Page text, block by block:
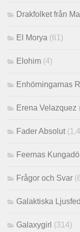
Drakfolket från
El Morya (61)
Elohim (4)
Enhörningarnas
Erena Velazquez
Fader Absolut
Feernas
Frågor och Svar
Galaktiska
Galaxygirl (314)